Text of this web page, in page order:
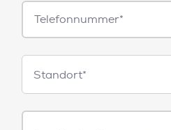
Telefonnummer
Standorte
Standort*
Freitext